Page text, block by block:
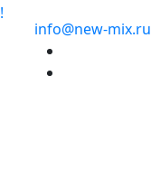
info@new-mix.ru